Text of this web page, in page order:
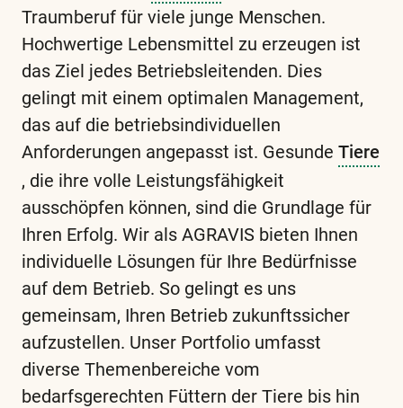
Traumberuf für viele junge Menschen.
Hochwertige Lebensmittel zu erzeugen ist
das Ziel jedes Betriebsleitenden. Dies
gelingt mit einem optimalen Management,
das auf die betriebsindividuellen
Anforderungen angepasst ist. Gesunde Tiere
, die ihre volle Leistungsfähigkeit
ausschöpfen können, sind die Grundlage für
Ihren Erfolg. Wir als AGRAVIS bieten Ihnen
individuelle Lösungen für Ihre Bedürfnisse
auf dem Betrieb. So gelingt es uns
gemeinsam, Ihren Betrieb zukunftssicher
aufzustellen. Unser Portfolio umfasst
diverse Themenbereiche vom
bedarfsgerechten Füttern der Tiere bis hin